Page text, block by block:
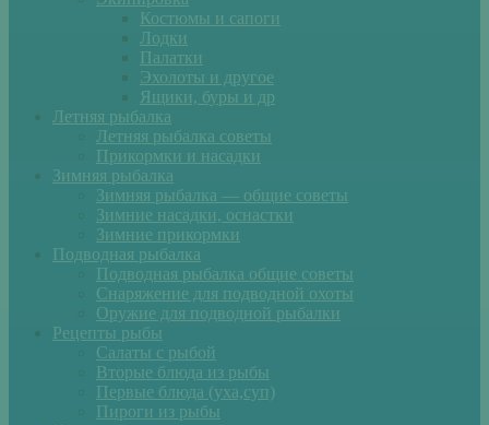
Костюмы и сапоги
Лодки
Палатки
Эхолоты и другое
Ящики, буры и др
Летняя рыбалка
Летняя рыбалка советы
Прикормки и насадки
Зимняя рыбалка
Зимняя рыбалка — общие советы
Зимние насадки, оснастки
Зимние прикормки
Подводная рыбалка
Подводная рыбалка общие советы
Снаряжение для подводной охоты
Оружие для подводной рыбалки
Рецепты рыбы
Салаты с рыбой
Вторые блюда из рыбы
Первые блюда (уха,суп)
Пироги из рыбы